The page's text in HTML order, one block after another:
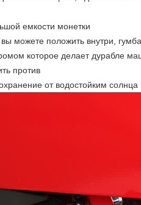
емкости монетки
можете положить внутри,
которое делает дурабле
против
от водостойким солнца